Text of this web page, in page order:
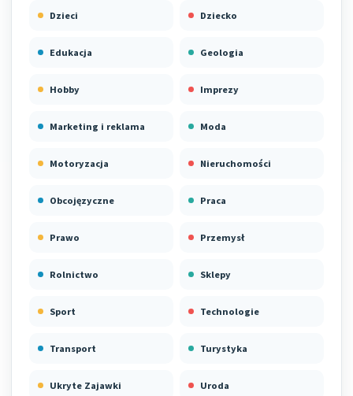
Dzieci Dziecko
Edukacja Geologia
Hobby Imprezy
Marketing i reklama Moda
Motoryzacja Nieruchomości
Obcojęzyczne Praca
Prawo Przemysł
Rolnictwo Sklepy
Sport Technologie
Transport Turystyka
Ukryte Zajawki Uroda